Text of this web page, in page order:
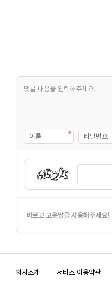
바르고 고운말을 사용해주세요!
회사소개 서비스 이용약관